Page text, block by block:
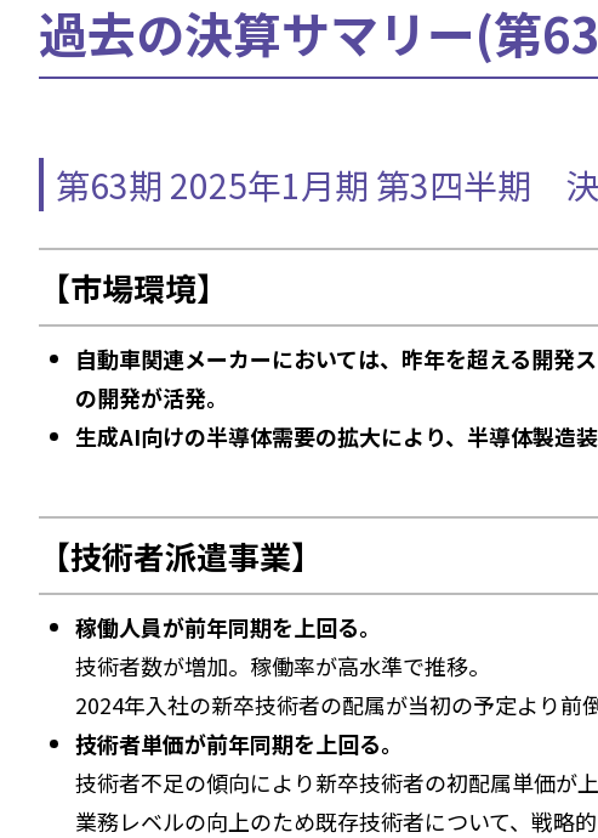
過去の決算サマリー(第
第63期 2025年1月期 第3四半期
【市場環境】
自動車関連メーカーにおいては、昨年を超える開発
の開発が活発。
生成AI向けの半導体需要の拡大により、半導体製造
【技術者派遣事業】
稼働人員が前年同期を上回る。
技術者数が増加。稼働率が高水準で推移。
2024年入社の新卒技術者の配属が当初の予定より前
技術者単価が前年同期を上回る。
技術者不足の傾向により新卒技術者の初配属単価が上
業務レベルの向上のため既存技術者について、戦略